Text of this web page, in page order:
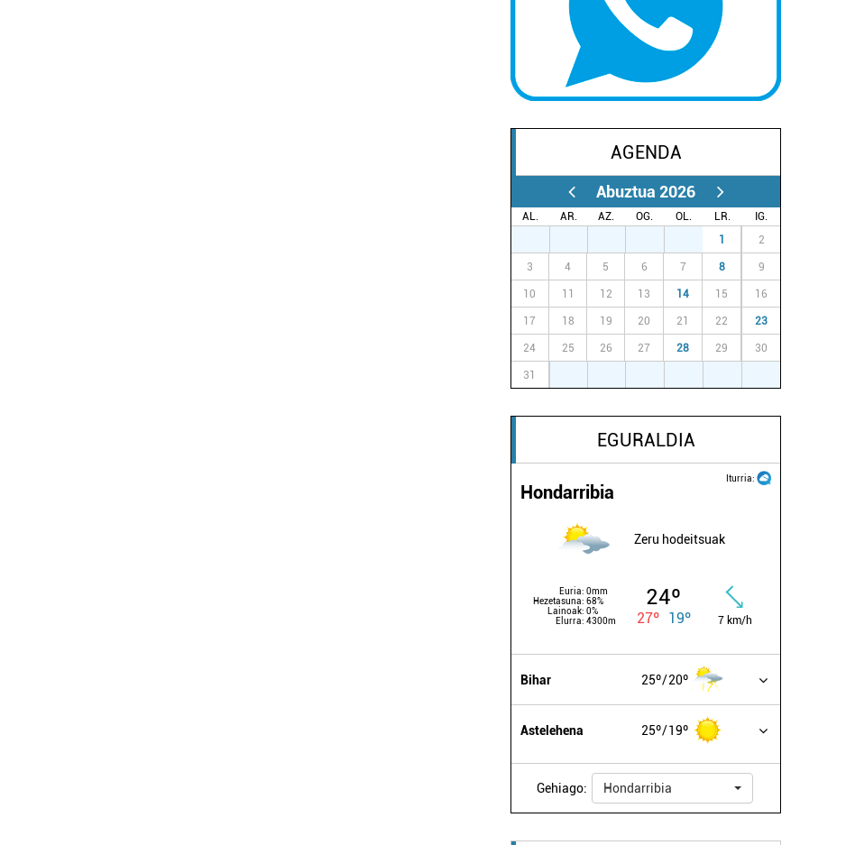
AGENDA
Abuztua 2026
AL. AR. AZ. OG. OL. LR.
IG.
1 2
3 4 5 6 7 8 9
10 11 12 13 14 15 16
17 18 19 20 21 22 23
24 25 26 27 28 29 30
31
EGURALDIA
Iturria:
Hondarribia
Zeru hodeitsuak
Euria: 0mm
Hezetasuna: 68%
Lainoak: 0%
Elurra: 4300m
24º
27º 19º 7 km/h
Bihar 25º 20º
Astelehena 25º 19º
Gehiago: Hondarribia